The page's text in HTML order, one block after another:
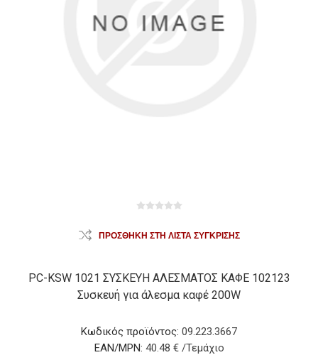
ΠΡΟΣΘΉΚΗ ΣΤΗ ΛΊΣΤΑ ΣΎΓΚΡΙΣΗΣ
PC-KSW 1021 ΣΥΣΚΕΥΗ ΑΛΕΣΜΑΤΟΣ ΚΑΦΕ 102123
Συσκευή για άλεσμα καφέ 200W
Κωδικός προϊόντος: 09.223.3667
EAN/MPN: 40.48 € /Τεμάχιο